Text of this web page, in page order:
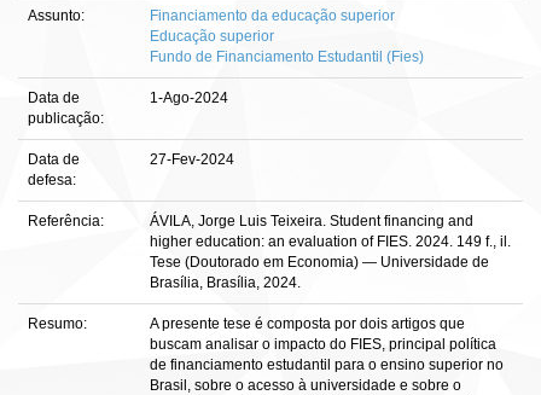
Assunto:
Financiamento da educação superior
Educação superior
Fundo de Financiamento Estudantil (Fies)
Data de
publicação:
1-Ago-2024
Data de
defesa:
27-Fev-2024
Referência:
ÁVILA, Jorge Luis Teixeira. Student financing and
higher education: an evaluation of FIES. 2024. 149 f., il.
Tese (Doutorado em Economia) — Universidade de
Brasília, Brasília, 2024.
Resumo:
A presente tese é composta por dois artigos que
buscam analisar o impacto do FIES, principal política
de financiamento estudantil para o ensino superior no
Brasil, sobre o acesso à universidade e sobre o